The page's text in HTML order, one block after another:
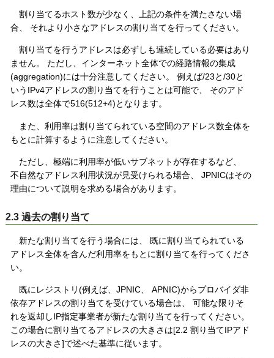
割り当てるホスト数が少なく、上記の条件を満たさない場
合、 それより小さなアドレスの割り当てを行ってください。
割り当てを行うアドレスは必ずしも連続している必要はあり
ません。 ただし、インターネット全体での経路情報の集成
(aggregation)には十分注意してください。 例えば/23と/30と
いうIPv4アドレスの割り当てを行うことは可能で、 そのアド
レス数は全体で516(512+4)となります。
また、利用率は割り当てられている空間のアドレス数全体を
もとに計算するように注意してください。
ただし、極端に利用率が低いサブネットが存在するなど、
不自然なアドレス利用状況が見受けられる場合、 JPNICはその
理由について説明を求める場合があります。
2.3 過去の割り当て
新たな割り当てを行う場合には、 既に割り当てられている
アドレス全体を含んだ利用率をもとに割り当てを行ってくださ
い。
既にレジストリ(例えば、JPNIC、 APNIC)からプロバイダ非
依存アドレスの割り当てを受けている場合は、 可能な限りそ
れを返却しIP指定事業者が新たな割り当てを行ってください。
この場合に割り当てるアドレスの大きさは[2.2 割り当てIPアド
レスの大きさ]で述べた基準に従います。